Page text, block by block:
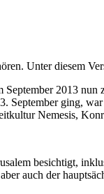
Unter diesem
2013
September ging,
Nemesis,
besichtigt,
auch der